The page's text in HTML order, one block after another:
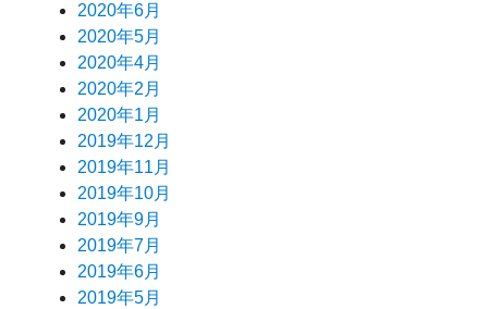
2020年6月
2020年5月
2020年4月
2020年2月
2020年1月
2019年12月
2019年11月
2019年10月
2019年9月
2019年7月
2019年6月
2019年5月